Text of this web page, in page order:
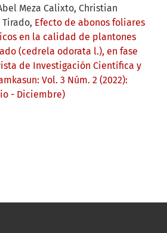
Meza Calixto, Christian
Tirado, Efecto de abonos foliares
en la calidad de plantones
(cedrela odorata l.), en fase
de Investigación Científica y
Vol. 3 Núm. 2 (2022):
- Diciembre)